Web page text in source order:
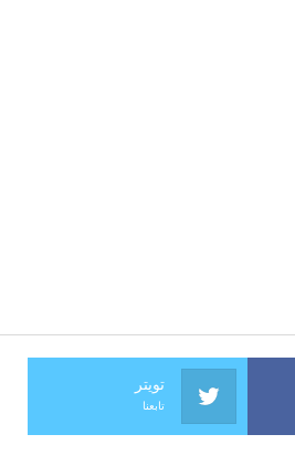
تويتر
تابعنا